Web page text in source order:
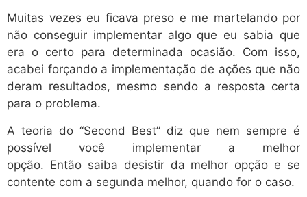
Muitas vezes eu ficava preso e me martelando por
não conseguir implementar algo que eu sabia que
era o certo para determinada ocasião. Com isso,
acabei forçando a implementação de ações que não
deram resultados, mesmo sendo a resposta certa
para o problema.
A teoria do “Second Best” diz que nem sempre é
possível você implementar a melhor
opção. Então saiba desistir da melhor opção e se
contente com a segunda melhor, quando for o caso.